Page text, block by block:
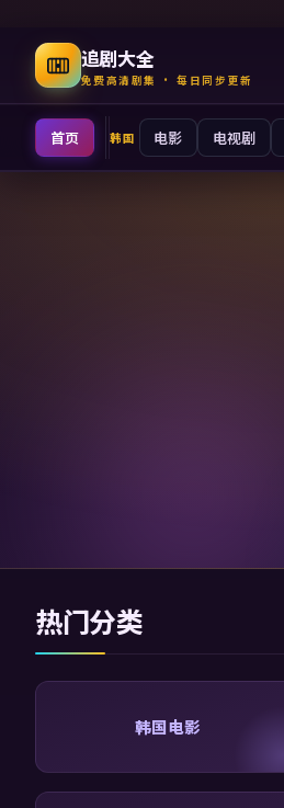
追剧大全
免费高清剧集 · 每日同步更新
首页 韩国 电影 电视剧
热门分类
韩国电影